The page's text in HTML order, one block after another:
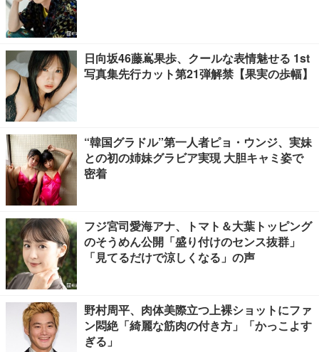
日向坂46藤嶌果歩、クールな表情魅せる 1st
写真集先行カット第21弾解禁【果実の歩幅】
“韓国グラドル”第一人者ピョ・ウンジ、実妹
との初の姉妹グラビア実現 大胆キャミ姿で
密着
フジ宮司愛海アナ、トマト＆大葉トッピング
のそうめん公開「盛り付けのセンス抜群」
「見てるだけで涼しくなる」の声
野村周平、肉体美際立つ上裸ショットにファ
ン悶絶「綺麗な筋肉の付き方」「かっこよす
ぎる」